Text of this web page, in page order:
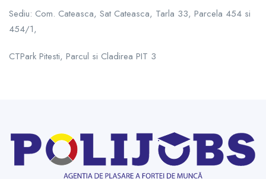
Sediu: Com. Cateasca, Sat Cateasca, Tarla 33, Parcela 454 si
454/1,
CTPark Pitesti, Parcul si Cladirea PIT 3